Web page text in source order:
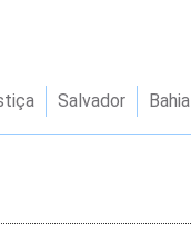
Salvador Bahia